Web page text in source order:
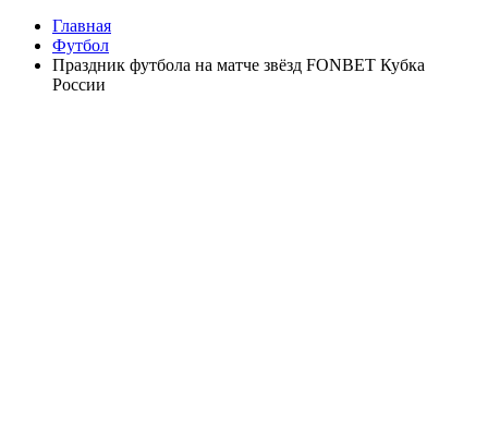
Главная
Футбол
Праздник футбола на матче звёзд FONBET Кубка
России